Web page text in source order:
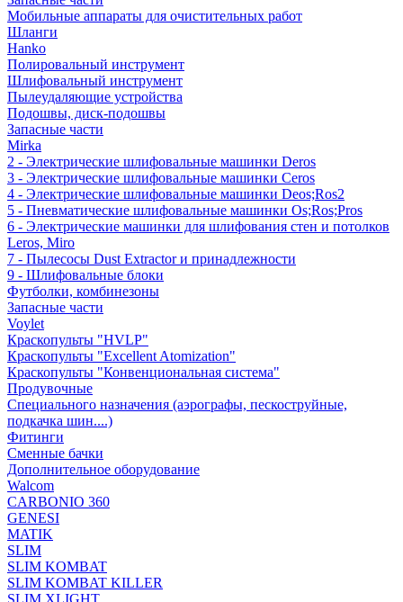
Мобильные аппараты для очистительных работ
Шланги
Hanko
Полировальный инструмент
Шлифовальный инструмент
Пылеудаляющие устройства
Подошвы, диск-подошвы
Запасные части
Mirka
2 - Электрические шлифовальные машинки Deros
3 - Электрические шлифовальные машинки Ceros
4 - Электрические шлифовальные машинки Deos;Ros2
5 - Пневматические шлифовальные машинки Os;Ros;Pros
6 - Электрические машинки для шлифования стен и потолков
Leros, Miro
7 - Пылесосы Dust Extractor и принадлежности
9 - Шлифовальные блоки
Футболки, комбинезоны
Запасные части
Voylet
Краскопульты "HVLP"
Краскопульты "Excellent Atomization"
Краскопульты "Конвенциональная система"
Продувочные
Специального назначения (аэрографы, пескоструйные,
подкачка шин....)
Фитинги
Сменные бачки
Дополнительное оборудование
Walcom
CARBONIO 360
GENESI
MATIK
SLIM
SLIM KOMBAT
SLIM KOMBAT KILLER
SLIM XLIGHT